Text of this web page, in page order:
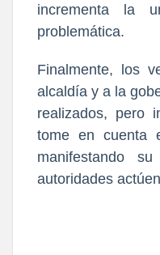
incrementa la
problemática.
Finalmente, los
alcaldía y a la
realizados, pero
tome en cuenta
manifestando
autoridades